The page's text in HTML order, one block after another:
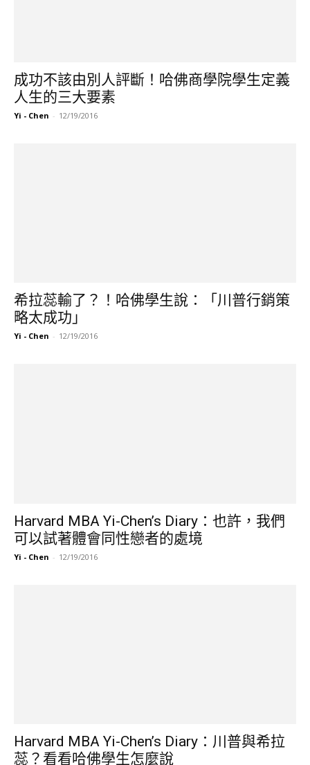
成功不該由別人評斷！哈佛商學院學生定義
人生的三大要素
Yi - Chen - 12/19/2016
希拉蕊輸了？！哈佛學生說：「川普行銷策
略太成功」
Yi - Chen - 12/19/2016
Harvard MBA Yi-Chen’s Diary：也許，我們
可以試著體會同性戀者的處境
Yi - Chen - 12/19/2016
Harvard MBA Yi-Chen’s Diary：川普與希拉
蕊？看看哈佛學生怎麼說